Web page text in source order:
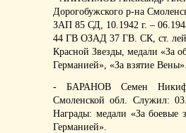
Дорогобужского р-на
ЗАП 85 СД, 10.1942 г. –
44 ГВ ОЗАД 37 ГВ. СК, ст.
Красной Звезды, медали «За
Германией», «За взятие
- БАРАНОВ Семен
Смоленской обл. Служил:
Награды: медали «За боевые
Германией».